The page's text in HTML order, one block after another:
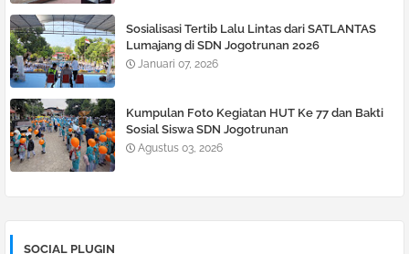
Sosialisasi Tertib Lalu Lintas dari SATLANTAS
Lumajang di SDN Jogotrunan 2026
Januari 07, 2026
Kumpulan Foto Kegiatan HUT Ke 77 dan Bakti
Sosial Siswa SDN Jogotrunan
Agustus 03, 2026
SOCIAL PLUGIN